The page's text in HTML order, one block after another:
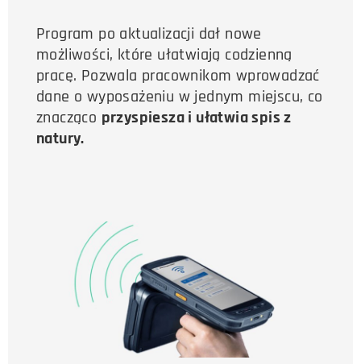
Program po aktualizacji dał nowe
możliwości, które ułatwiają codzienną
pracę. Pozwala pracownikom wprowadzać
dane o wyposażeniu w jednym miejscu, co
znacząco przyspiesza i ułatwia spis z
natury.